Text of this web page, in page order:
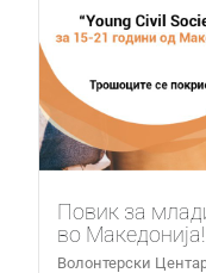
Повик за
во Македонија!
Волонтерски